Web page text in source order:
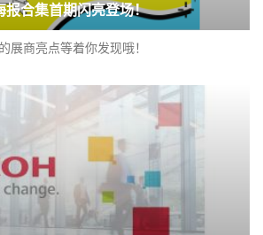
报合集首期闪亮登场！
展商亮点等着你发现哦！